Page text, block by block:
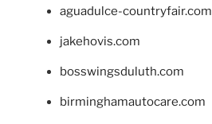
aguadulce-countryfair.com
jakehovis.com
bosswingsduluth.com
birminghamautocare.com